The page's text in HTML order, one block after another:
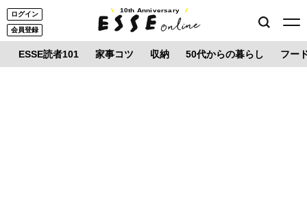
ログイン
会員登録
10th Anniversary
ESSE読者101 家事コツ 収納 50代からの暮らし フー